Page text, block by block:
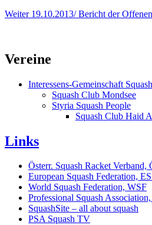
Weiter 19.10.2013/ Bericht der
Vereine
Interessens-Gemeinschaft
Squash Club Mondsee
Styria Squash People
Squash Club Haid
Links
Österr. Squash Racket Verband,
European Squash Federation,
World Squash Federation, WSF
Professional Squash
SquashSite – all about squash
PSA Squash TV